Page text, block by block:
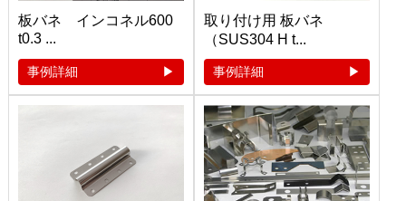
板バネ インコネル600
t0.3 ...
事例詳細
取り付け用 板バネ
（SUS304 H t...
事例詳細